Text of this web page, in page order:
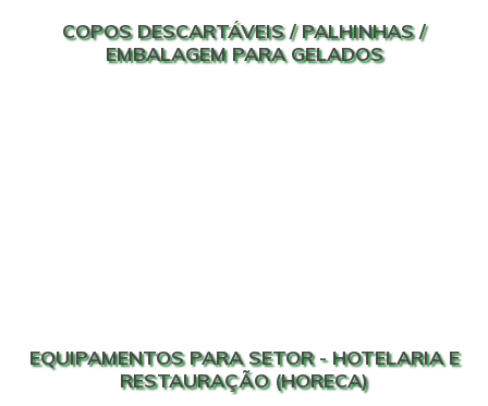
COPOS DESCARTÁVEIS / PALHINHAS /
EMBALAGEM PARA GELADOS
EQUIPAMENTOS PARA SETOR - HOTELARIA E
RESTAURAÇÃO (HORECA)